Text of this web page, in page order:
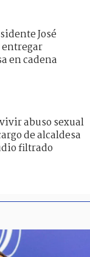
José
en cadena
abuso sexual
de alcaldesa
filtrado